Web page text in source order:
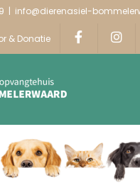
| info@dierenasiel-
& Donatie